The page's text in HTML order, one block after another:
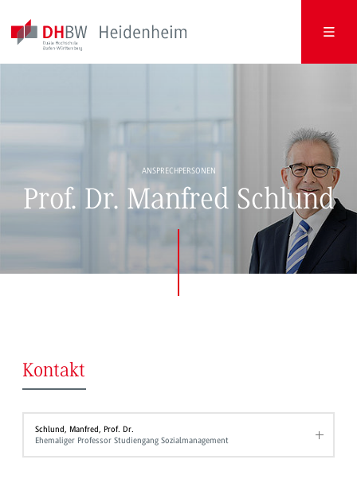
ANSPRECHPERSONEN
Prof. Dr. Manfred Schlund
Kontakt
Schlund, Manfred, Prof. Dr.
Ehemaliger Professor Studiengang Sozialmanagement